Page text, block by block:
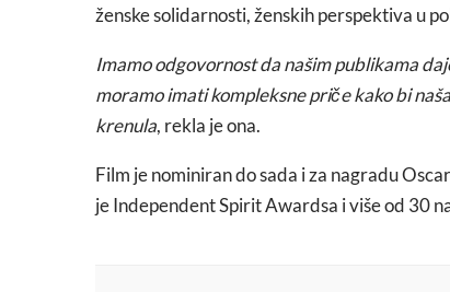
ženske solidarnosti, ženskih perspektiva u
Imamo odgovornost da našim publikama
moramo imati kompleksne priče kako bi
krenula, rekla je ona.
Film je nominiran do sada i za nagradu
je Independent Spirit Awardsa i više od 30